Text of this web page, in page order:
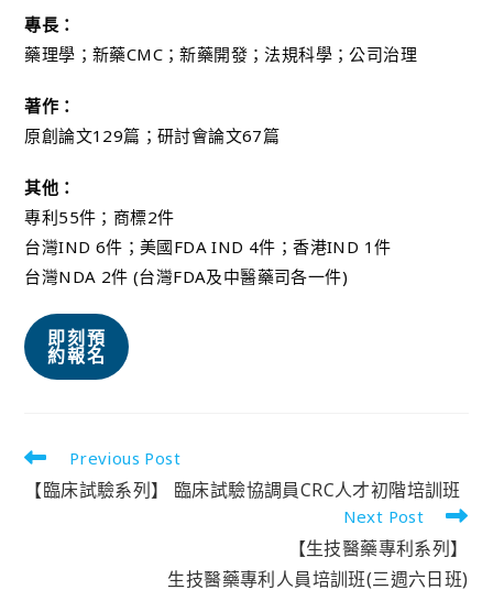
專長：
藥理學；新藥CMC；新藥開發；法規科學；公司治理
著作：
原創論文129篇；研討會論文67篇
其他：
專利55件；商標2件
台灣IND 6件；美國FDA IND 4件；香港IND 1件
台灣NDA 2件 (台灣FDA及中醫藥司各一件)
即刻預
約報名
Previous Post
【臨床試驗系列】 臨床試驗協調員CRC人才初階培訓班
Next Post
【生技醫藥專利系列】
生技醫藥專利人員培訓班(三週六日班)